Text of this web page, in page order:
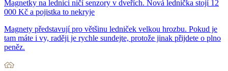
Magnetky na lednici ničí senzory v dveřích. Nová lednička stojí 12
000 Kč a pojistka to nekryje
Magnety představují pro většinu ledniček velkou hrozbu. Pokud je
tam máte i vy, raději je rychle sundejte, protože jinak přijdete o plno
peněz.